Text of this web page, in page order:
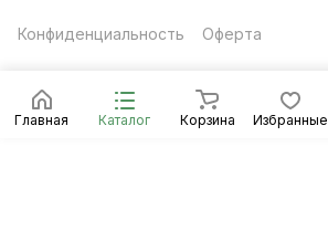
Главная Каталог Корзина Избранные
Конфиденциальность Оферта